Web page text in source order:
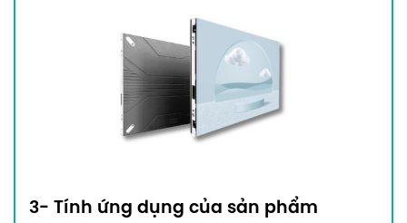
3- Tính ứng dụng của sản phẩm